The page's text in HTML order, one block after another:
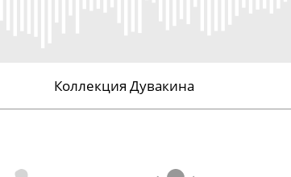
Коллекция Дувакина